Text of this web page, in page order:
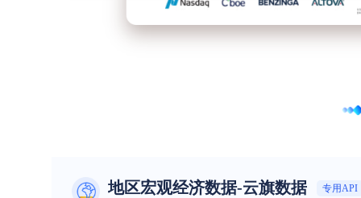
地区宏观经济数据-云旗数据 专用API